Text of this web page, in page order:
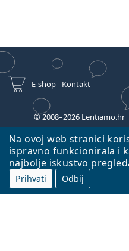
Na ovoj web stranici
ispravno funkcionirala i
najbolje iskustvo
Prihvati Odbij
E-shop Kontakt
© 2008–2026 Lentiamo.hr